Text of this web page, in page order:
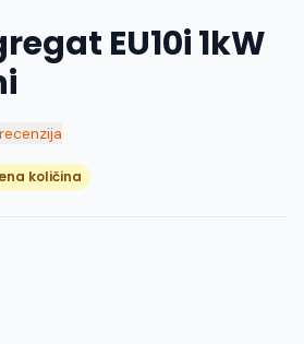
EU10i 1kW
količina